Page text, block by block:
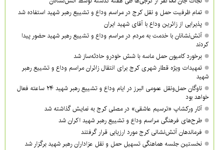
تمام ظرفیت حمل و نقل کرج در مراسم وداع و تشییع رهبر شهید استفاده شد
پذیرایی از زائرین وداع با آقای شهید ایران
آتش‌نشانان با خدمت به مردم در مراسم وداع و تشییع رهبر شهید حضور پیدا
کردند
برخورد کامیون حمل ماسه با شش خودرو حادثه‌ساز شد
تمهیدات ویژه قطار شهری کرج برای انتقال زائران مراسم وداع و تشییع رهبر
شهید
ناوگان حمل‌ونقل عمومی البرز در ایام وداع و تشییع رهبر شهید ۲۴ ساعته فعال
خواهد بود
آثار ورکشاپ «ترسیم عاشقی» در مصلی کرج به نمایش گذاشته شد
طرح‌های فرهنگی مراسم وداع و تشییع رهبر شهید اکران شد
فرماندهان آتش‌نشانی کرج مورد ارزیابی قرار گرفتند
نخستین جلسه هماهنگی تسهیل حمل و نقل عزاداران رهبر شهید برگزار شد